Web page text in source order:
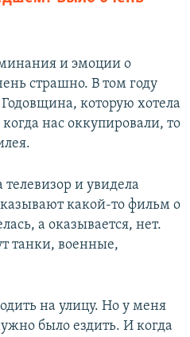
и эмоции о
страшно. В том году
которую хотела
нас оккупировали, то
и увидела
какой-то фильм о
а оказывается, нет.
танки, военные,
на улицу. Но у меня
было ездить. И когда